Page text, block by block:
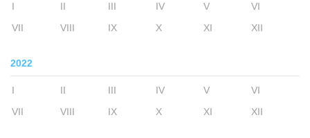
I II III IV V
VI
VII
VIII IX X XI XII
2022
I II III IV V
VI
VII
VIII IX X XI XII